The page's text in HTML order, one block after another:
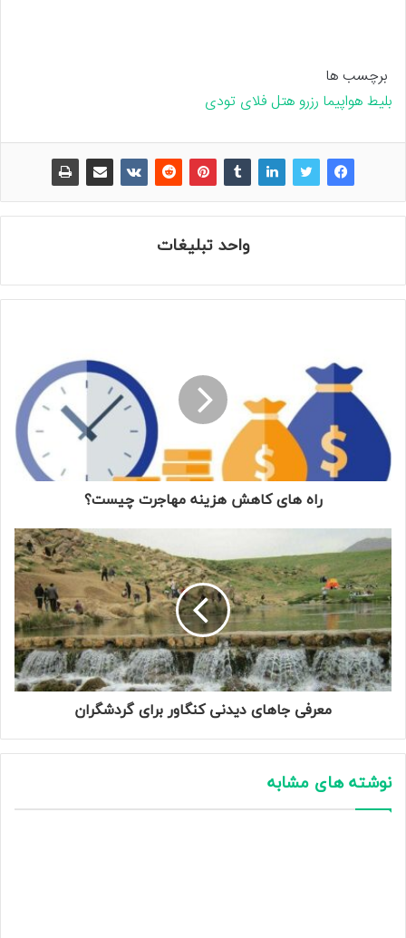
برچسب ها
بلیط هواپیما رزرو هتلفلای تودی
واحد تبلیغات
راه های کاهش هزینه مهاجرت چیست؟
معرفی جاهای دیدنی کنگاور برای گردشگران
نوشته های مشابه